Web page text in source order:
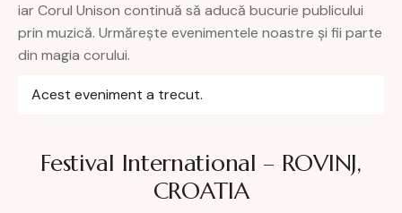
iar Corul Unison continuă să aducă bucurie publicului
prin muzică. Urmărește evenimentele noastre și fii parte
din magia corului.
Acest eveniment a trecut.
Festival International – ROVINJ,
CROATIA